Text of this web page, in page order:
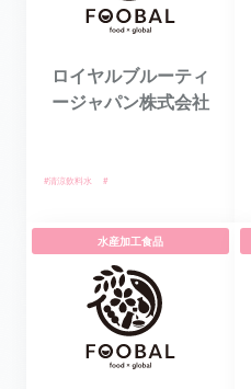
ロイヤルブルーティ
ージャパン株式会社
#清涼飲料水 #
水産加工食品